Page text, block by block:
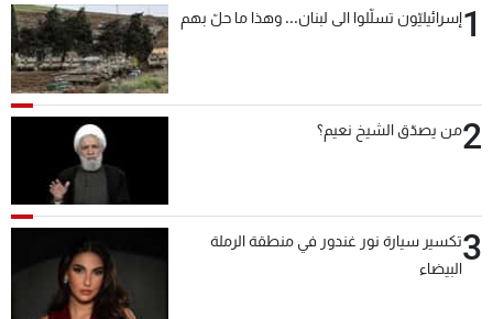
1إسرائيليّون تسلّلوا الى لبنان... وهذا ما حلّ بهم
2من يصدّق الشيخ نعيم؟
3تكسير سيارة نور غندور في منطقة الرملة
البيضاء